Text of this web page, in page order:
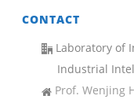
CONTACT
Laboratory of
Industrial
Prof. Wenjing